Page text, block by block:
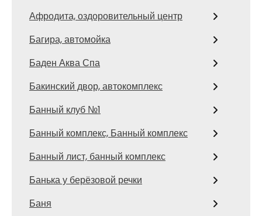
Афродита, оздоровительный центр
Багира, автомойка
Баден Аква Спа
Бакинский двор, автокомплекс
Банный клуб №1
Банный комплекс, Банный комплекс
Банный лист, банный комплекс
Банька у берёзовой речки
Баня